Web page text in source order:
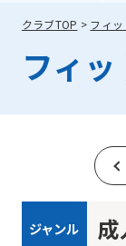
クラブTOP フィ
フィ
ジャンル 成